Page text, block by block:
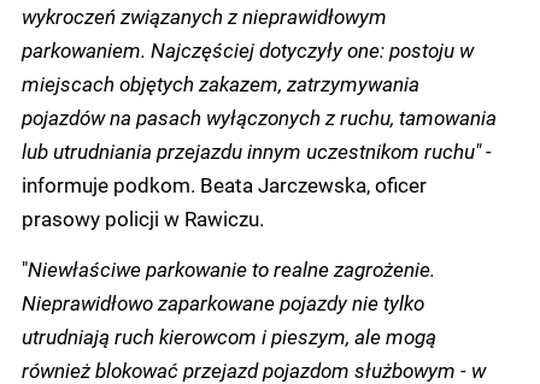
wykroczeń związanych z nieprawidłowym
parkowaniem. Najczęściej dotyczyły one: postoju w
miejscach objętych zakazem, zatrzymywania
pojazdów na pasach wyłączonych z ruchu, tamowania
lub utrudniania przejazdu innym uczestnikom ruchu" -
informuje podkom. Beata Jarczewska, oficer
prasowy policji w Rawiczu.
"Niewłaściwe parkowanie to realne zagrożenie.
Nieprawidłowo zaparkowane pojazdy nie tylko
utrudniają ruch kierowcom i pieszym, ale mogą
również blokować przejazd pojazdom służbowym - w